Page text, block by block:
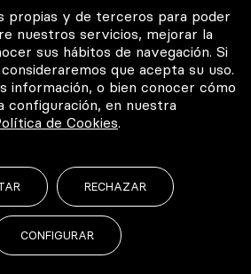
certificadas
pacientes
derechos reservados
propias y de terceros para poder
nuestros servicios, mejorar la
sus hábitos de navegación. Si
que acepta su uso.
información, o bien conocer cómo
configuración, en nuestra
de Cookies.
RECHAZAR
CONFIGURAR